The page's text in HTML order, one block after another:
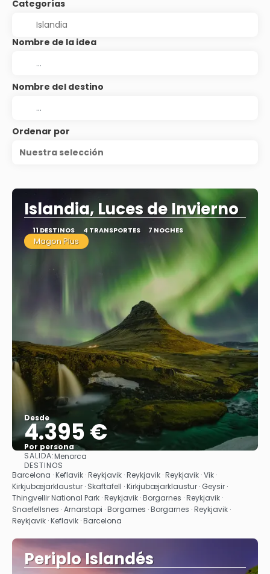
Categorías
Nombre de la idea
Nombre del destino
Ordenar por
Nuestra selección
Islandia, Luces de Invierno
11 DESTINOS 4 TRANSPORTES 7 NOCHES
Magon Plus
Desde
4.395 €
Por persona
SALIDA:Menorca
DESTINOS
Barcelona · Keflavik · Reykjavik · Reykjavik · Reykjavik · Vik ·
Kirkjubæjarklaustur · Skaftafell · Kirkjubæjarklaustur · Geysir ·
Thingvellir National Park · Reykjavik · Borgarnes · Reykjavik ·
Snaefellsnes · Arnarstapi · Borgarnes · Borgarnes · Reykjavik ·
Reykjavik · Keflavik · Barcelona
Periplo Islandés